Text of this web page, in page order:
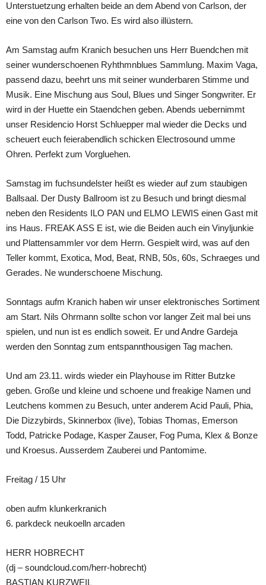
Unterstuetzung erhalten beide an dem Abend von Carlson, der
eine von den Carlson Two. Es wird also illüstern.
Am Samstag aufm Kranich besuchen uns Herr Buendchen mit
seiner wunderschoenen Ryhthmnblues Sammlung. Maxim Vaga,
passend dazu, beehrt uns mit seiner wunderbaren Stimme und
Musik. Eine Mischung aus Soul, Blues und Singer Songwriter. Er
wird in der Huette ein Staendchen geben. Abends uebernimmt
unser Residencio Horst Schluepper mal wieder die Decks und
scheuert euch feierabendlich schicken Electrosound umme
Ohren. Perfekt zum Vorgluehen.
Samstag im fuchsundelster heißt es wieder auf zum staubigen
Ballsaal. Der Dusty Ballroom ist zu Besuch und bringt diesmal
neben den Residents ILO PAN und ELMO LEWIS einen Gast mit
ins Haus. FREAK ASS E ist, wie die Beiden auch ein Vinyljunkie
und Plattensammler vor dem Herrn. Gespielt wird, was auf den
Teller kommt, Exotica, Mod, Beat, RNB, 50s, 60s, Schraeges und
Gerades. Ne wunderschoene Mischung.
Sonntags aufm Kranich haben wir unser elektronisches Sortiment
am Start. Nils Ohrmann sollte schon vor langer Zeit mal bei uns
spielen, und nun ist es endlich soweit. Er und Andre Gardeja
werden den Sonntag zum entspannthousigen Tag machen.
Und am 23.11. wirds wieder ein Playhouse im Ritter Butzke
geben. Große und kleine und schoene und freakige Namen und
Leutchens kommen zu Besuch, unter anderem Acid Pauli, Phia,
Die Dizzybirds, Skinnerbox (live), Tobias Thomas, Emerson
Todd, Patricke Podage, Kasper Zauser, Fog Puma, Klex & Bonze
und Kroesus. Ausserdem Zauberei und Pantomime.
Freitag / 15 Uhr
oben aufm klunkerkranich
6. parkdeck neukoelln arcaden
HERR HOBRECHT
(dj – soundcloud.com/herr-hobrecht)
BASTIAN KURZWEIL